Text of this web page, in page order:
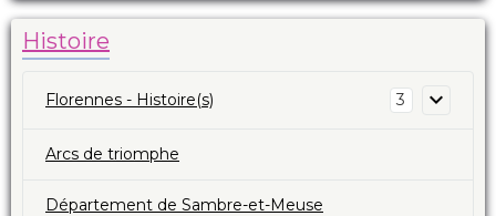
Histoire
Florennes - Histoire(s) 3
Arcs de triomphe
Département de Sambre-et-Meuse